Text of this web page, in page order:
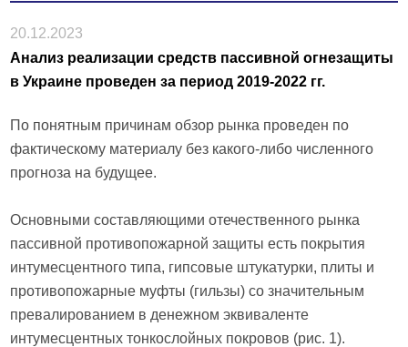
20.12.2023
Анализ реализации средств пассивной огнезащиты
в Украине проведен за период 2019-2022 гг.
По понятным причинам обзор рынка проведен по
фактическому материалу без какого-либо численного
прогноза на будущее.
Основными составляющими отечественного рынка
пассивной противопожарной защиты есть покрытия
интумесцентного типа, гипсовые штукатурки, плиты и
противопожарные муфты (гильзы) со значительным
превалированием в денежном эквиваленте
интумесцентных тонкослойных покровов (рис. 1).